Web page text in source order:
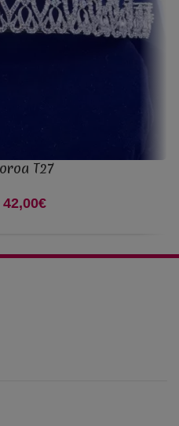
T27
O preço original era:
42,00€